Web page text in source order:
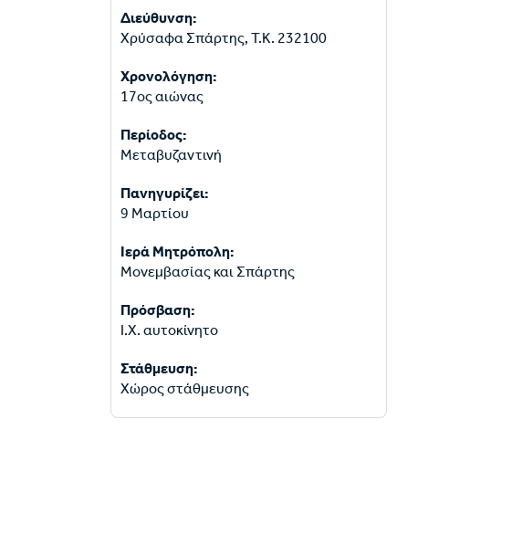
Διεύθυνση:
Χρύσαφα Σπάρτης, Τ.Κ. 232100
Χρονολόγηση:
17ος αιώνας
Περίοδος:
Μεταβυζαντινή
Πανηγυρίζει:
9 Μαρτίου
Ιερά Μητρόπολη:
Μονεμβασίας και Σπάρτης
Πρόσβαση:
Ι.Χ. αυτοκίνητο
Στάθμευση:
Χώρος στάθμευσης